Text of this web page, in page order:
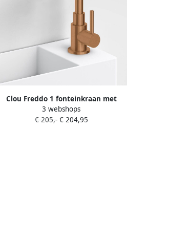
Clou Freddo 1 fonteinkraan met
draaibare uitloop brons geborsteld
PVD CL 06.03.003.83
3 webshops
€ 205,-€ 204,95